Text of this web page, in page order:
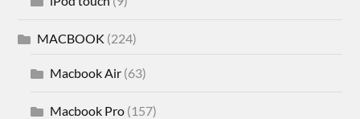
MACBOOK (224)
Macbook Air (63)
Macbook Pro (157)